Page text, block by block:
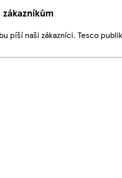
píší naši zákazníci. Tesco